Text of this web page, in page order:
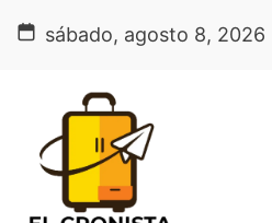
sábado, agosto 8, 2026